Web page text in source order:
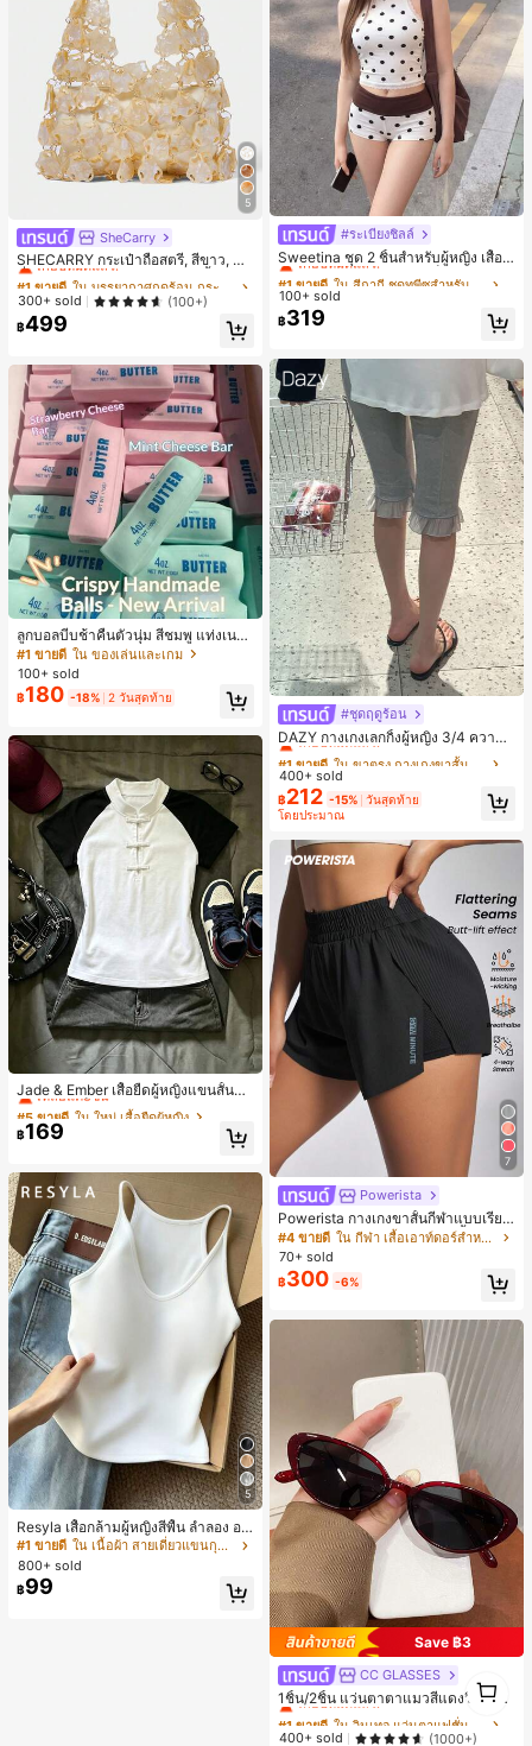
5
SheCarry
SHECARRY กระเป๋าถือสตรี, สีขาว, แฟ
ชั่น, สง่างาม, วันหยุด, งานปาร์ตี้
#1 ขายดี
เกือบหมดแล้ว!
#1 ขายดี
เกือบหมดแล้ว!
#1 ขายดี
เกือบหมดแล้ว!
#1 ขายดี
ใน บรรยากาศฤดูร้อน กระเป๋าหูหิ้วด้านบนผู้หญิง
300+ sold (100+)
฿499
ลูกบอลบีบช้าคืนตัวนุ่ม สีชมพู แท่งเนย
บีบคลายเครียด นุ่มยืดหยุ่น ของเล่นบีบ
4 ออนซ์ ของเล่นเกลือ เหมาะสำหรับขอ
งขวัญวันหยุด ของขวัญสนุกและน่ารัก
ของขวัญวันเกิด ของขวัญอีสเตอร์ ของ
วัญปาร์ตี้ สกวิชชี่ ของเล่นสกวิชชี่ ของเ
ล่นคลายเครียดสกวิชชี่ สกวิชชี่เกี๊ยว ขอ
งเล่นสำหรับผู้ใหญ่ ผู้หญิง สกวิชชี่กรอบ
สกวิชชี่เนยกรอบ บีบ ลูกบอลสลัชชี่
#1 ขายดี ใน ของเล่นและเกม
100+ sold
฿180 -18% 2 วันสุดท้าย
Jade & Ember เสื้อยืดผู้หญิงแขนสั้นสีตั
ดกันแบบแร็กแลน ดีไซน์กระดุมกบ สำห
รับฤดูร้อน
#5 ขายดี ใน ใหม่ เสื้อยืดผู้หญิง
เหลือแค่8ชิ้น
#5 ขายดี ใน ใหม่ เสื้อยืดผู้หญิง
เหลือแค่8ชิ้น
#5 ขายดี ใน ใหม่ เสื้อยืดผู้หญิง
เหลือแค่8ชิ้น
เหลือแค่8ชิ้น
฿169
5
Resyla เสื้อกล้ามผู้หญิงสีพื้น ลำลอง อเ
นกประสงค์ เหมาะสำหรับใส่ซ้อนหรือใส่
เดี่ยว
#1 ขายดี
ใน เนื้อผ้า สายเดี่ยวแขนกุดสีสดใส
800+ sold
฿99
#ระเบียงชิลล์
Sweetina ชุด 2 ชิ้นสำหรับผู้หญิง เสื้อก
ล้ามเข้ารูปพิมพ์ลายจุดสีบล็อกหลังเปิด
และกางเกงขาสั้นเอวพับ
#1 ขายดี
เกือบหมดแล้ว!
#1 ขายดี
เกือบหมดแล้ว!
#1 ขายดี
เกือบหมดแล้ว!
#1 ขายดี
100+ sold
฿319
#ชุดฤดูร้อน
DAZY กางเกงเลกกิ้งผู้หญิง 3/4 ความย
าวขา ทรงเข้ารูป แต่งลูกไม้แบบปะติด
ลำลอง สำหรับวันหยุดฤดูร้อน
#1 ขายดี
เกือบหมดแล้ว!
#1 ขายดี
เกือบหมดแล้ว!
#1 ขายดี
เกือบหมดแล้ว!
#1 ขายดี
เกือบหมดแล้ว!
400+ sold
฿212 -15% วันสุดท้าย
โดยประมาณ
7
Powerista
Powerista กางเกงขาสั้นกีฬาแบบเรียบ
ง่าย สไตล์วันทุกวัน กางเกงขาสั้นสบาย
พร้อมเสวตเตอร์
#4 ขายดี
ใน กีฬา เสื้อเอาท์ดอร์สำหรับผู้หญิง&กางเกงกลางแจ้ง
70+ sold
฿300 -6%
Save ฿3
CC GLASSES
1ชิ้น/2ชิ้น แว่นตาตาแมวสีแดงวินเทจ
สำหรับสาวฮอต - ดีไซน์กรอบมินิมอล เ
หมาะสำหรับชายหาดในฤดูร้อน
#1 ขายดี
เกือบหมดแล้ว!
#1 ขายดี
เกือบหมดแล้ว!
#1 ขายดี
เกือบหมดแล้ว!
400+ sold (1000+)
1